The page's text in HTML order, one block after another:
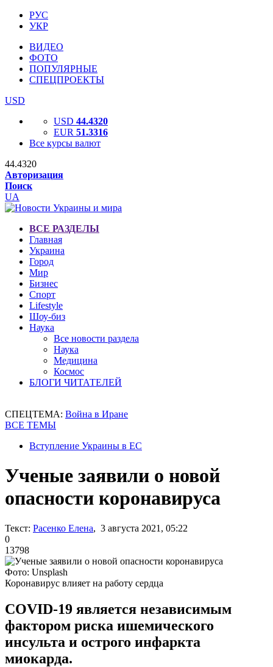
РУС
УКР
ВИДЕО
ФОТО
ПОПУЛЯРНЫЕ
СПЕЦПРОЕКТЫ
USD
USD 44.4320
EUR 51.3316
Все курсы валют
44.4320
Авторизация
Поиск
UA
ВСЕ РАЗДЕЛЫ
Главная
Украина
Город
Мир
Бизнес
Спорт
Lifestyle
Шоу-биз
Наука
Все новости раздела
Наука
Медицина
Космос
БЛОГИ ЧИТАТЕЛЕЙ
СПЕЦТЕМА: Война в Иране
ВСЕ ТЕМЫ
Вступление Украины в ЕС
Ученые заявили о новой
опасности коронавируса
Текст: Расенко Елена, 3 августа 2021, 05:22
0
13798
Фото: Unsplash
Коронавирус влияет на работу сердца
COVID-19 является независимым
фактором риска ишемического
инсульта и острого инфаркта
миокарда.